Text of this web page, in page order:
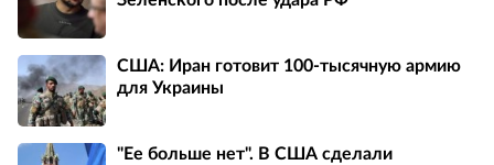
США: Иран готовит 100-тысячную армию
для Украины
"Ее больше нет". В США сделали